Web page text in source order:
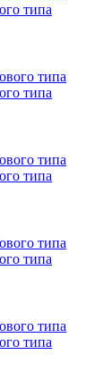
типа
типа
типа
типа
типа